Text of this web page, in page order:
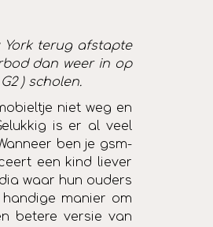
terug afstapte
dan weer in op
) scholen.
niet weg en
is er al veel
ben je gsm-
een kind liever
waar hun ouders
manier om
betere versie van